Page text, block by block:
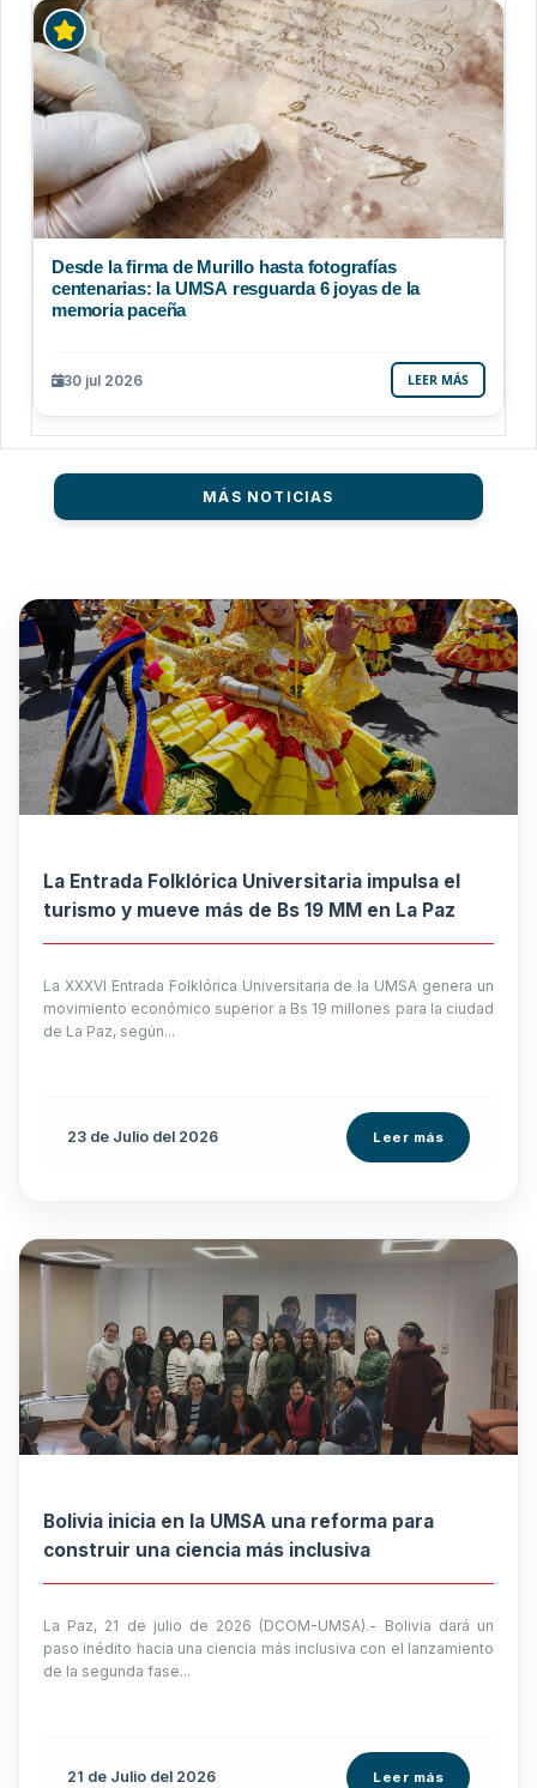
Desde la firma de Murillo hasta fotografías
centenarias: la UMSA resguarda 6 joyas de la
memoria paceña
30 jul 2026 LEER MÁS
MÁS NOTICIAS
La Entrada Folklórica Universitaria impulsa el
turismo y mueve más de Bs 19 MM en La Paz
La XXXVI Entrada Folklórica Universitaria de la UMSA genera un
movimiento económico superior a Bs 19 millones para la ciudad
de La Paz, según...
23 de Julio del 2026 Leer más
Bolivia inicia en la UMSA una reforma para
construir una ciencia más inclusiva
La Paz, 21 de julio de 2026 (DCOM-UMSA).- Bolivia dará un
paso inédito hacia una ciencia más inclusiva con el lanzamiento
de la segunda fase...
21 de Julio del 2026 Leer más